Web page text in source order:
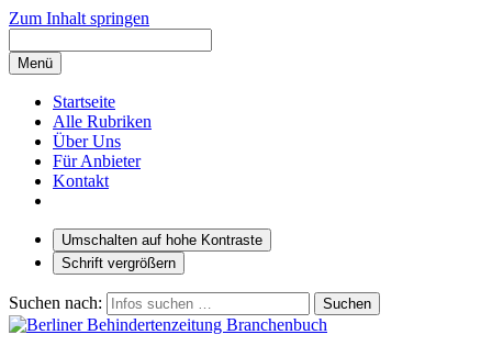
Zum Inhalt springen
Menü
Startseite
Alle Rubriken
Über Uns
Für Anbieter
Kontakt
Umschalten auf hohe Kontraste
Schrift vergrößern
Suchen nach: